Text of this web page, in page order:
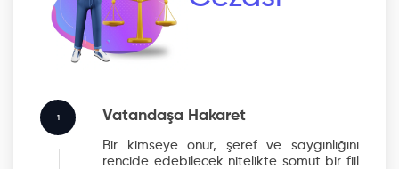
1 Vatandaşa Hakaret
Bir kimseye onur, şeref ve saygınlığını
rencide edebilecek nitelikte somut bir fiil